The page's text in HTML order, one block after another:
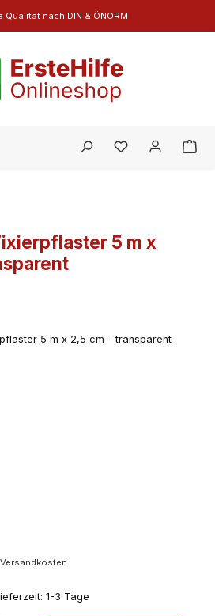
Qualität nach DIN & ÖNORM
Du hast 0
5 m x
1-3 Tage